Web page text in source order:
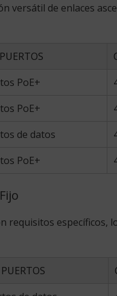
versátil de enlaces
PoE+
PoE+
de datos
PoE+
requisitos